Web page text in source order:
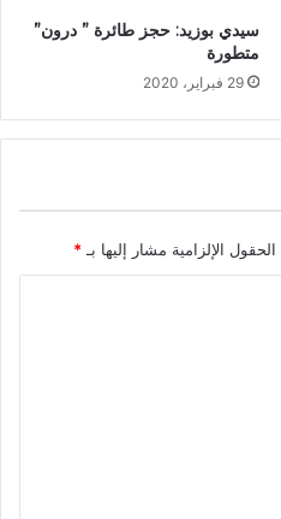
سيدي بوزيد: حجز طائرة ” درون”
متطورة
29 فبراير، 2020
الحقول الإلزامية مشار إليها بـ*